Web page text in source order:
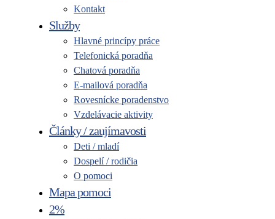
Kontakt
Služby
Hlavné princípy práce
Telefonická poradňa
Chatová poradňa
E-mailová poradňa
Rovesnícke poradenstvo
Vzdelávacie aktivity
Články / zaujímavosti
Deti / mladí
Dospelí / rodičia
O pomoci
Mapa pomoci
2%